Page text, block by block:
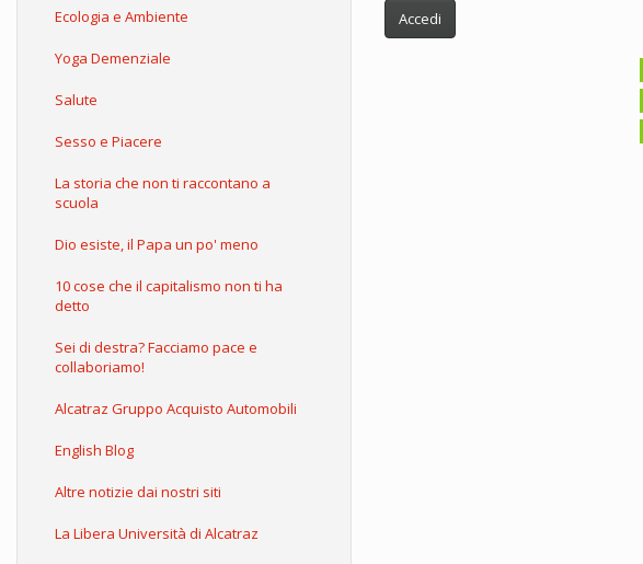
Ecologia e Ambiente
Yoga Demenziale
Salute
Sesso e Piacere
La storia che non ti raccontano a
scuola
Dio esiste, il Papa un po' meno
10 cose che il capitalismo non ti ha
detto
Sei di destra? Facciamo pace e
collaboriamo!
Alcatraz Gruppo Acquisto Automobili
English Blog
Altre notizie dai nostri siti
La Libera Università di Alcatraz
Accedi